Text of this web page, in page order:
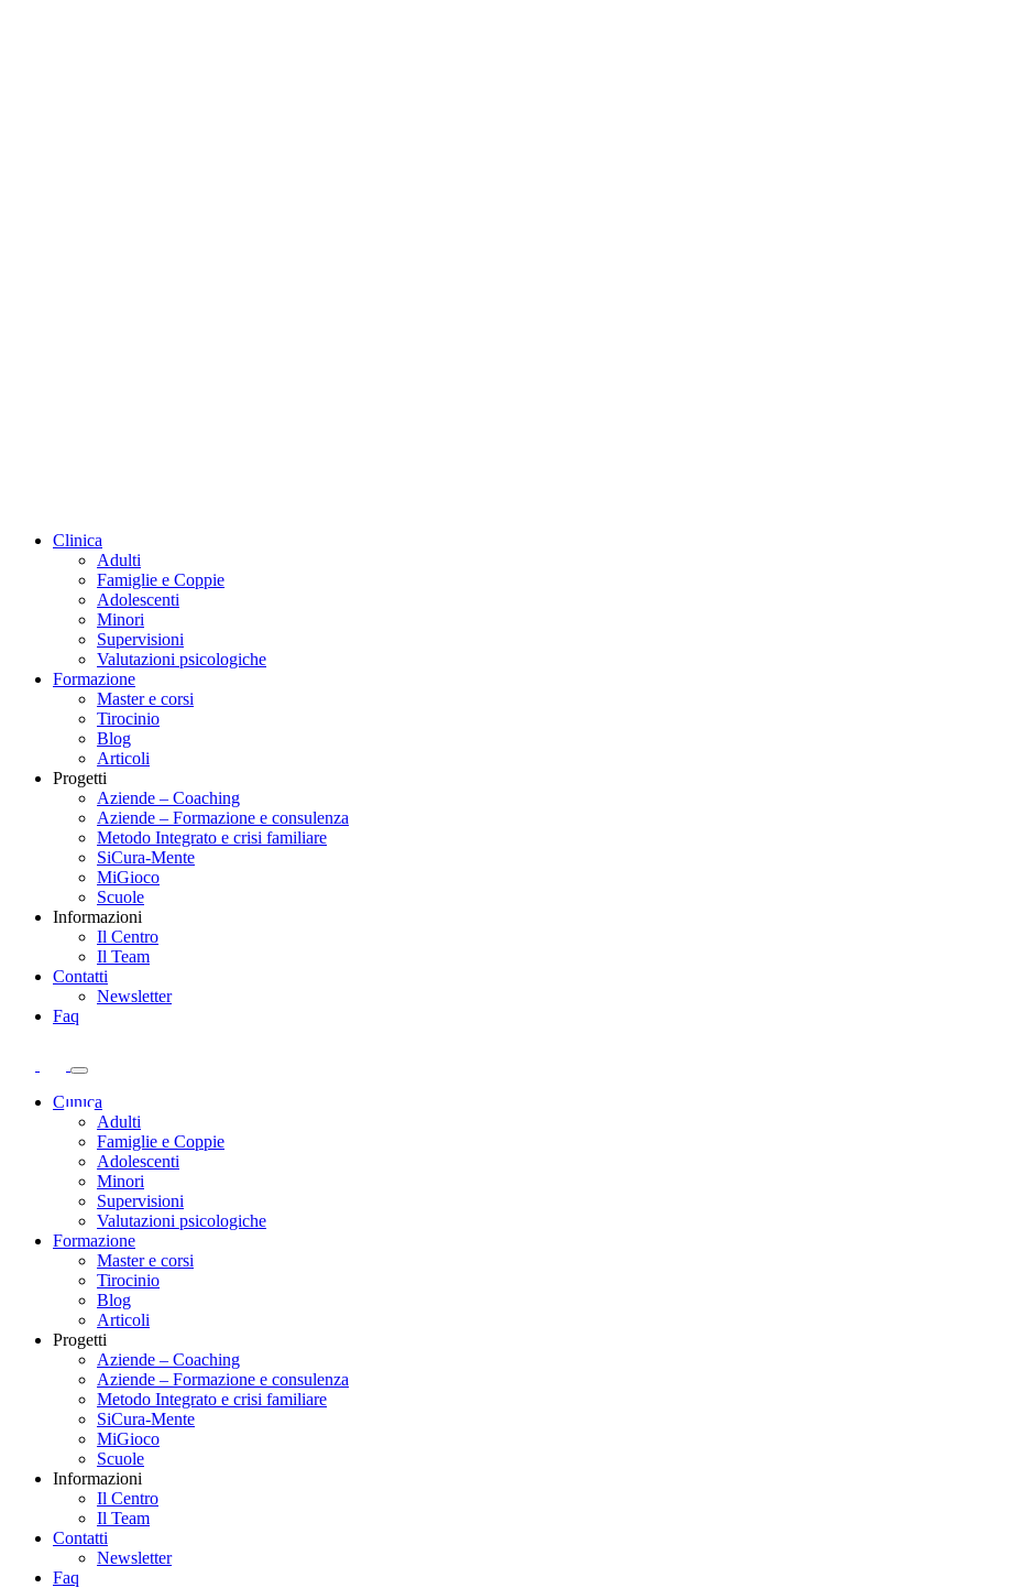
Clinica
Adulti
Famiglie e Coppie
Adolescenti
Minori
Supervisioni
Valutazioni psicologiche
Formazione
Master e corsi
Tirocinio
Blog
Articoli
Progetti
Aziende – Coaching
Aziende – Formazione e consulenza
Metodo Integrato e crisi familiare
SiCura-Mente
MiGioco
Scuole
Informazioni
Il Centro
Il Team
Contatti
Newsletter
Faq
Clinica
Adulti
Famiglie e Coppie
Adolescenti
Minori
Supervisioni
Valutazioni psicologiche
Formazione
Master e corsi
Tirocinio
Blog
Articoli
Progetti
Aziende – Coaching
Aziende – Formazione e consulenza
Metodo Integrato e crisi familiare
SiCura-Mente
MiGioco
Scuole
Informazioni
Il Centro
Il Team
Contatti
Newsletter
Faq